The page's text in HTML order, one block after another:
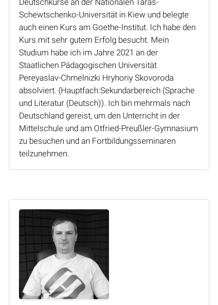
Schewtschenko-Universität in Kiew und belegte
auch einen Kurs am Goethe-Institut. Ich habe den
Kurs mit sehr gutem Erfolg besucht. Mein
Studium habe ich im Jahre 2021 an der
Staatlichen Pädagogischen Universität
Pereyaslav-Chmelnizki Hryhoriy Skovoroda
absolviert. (Hauptfach:Sekundarbereich (Sprache
und Literatur (Deutsch)). Ich bin mehrmals nach
Deutschland gereist, um den Unterricht in der
Mittelschule und am Otfried-Preußler-Gymnasium
zu besuchen und an Fortbildungsseminaren
teilzunehmen.